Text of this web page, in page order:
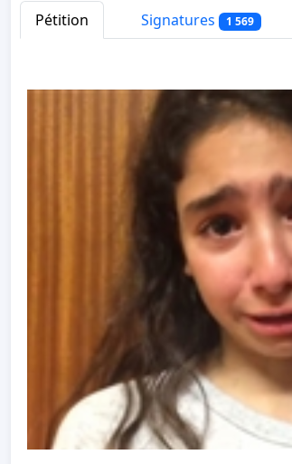
Pétition Signatures 1 569